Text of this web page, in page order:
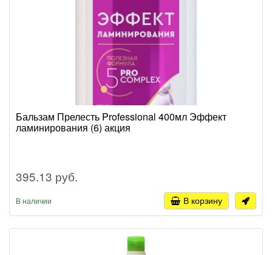
Бальзам Прелесть Professional 400мл Эффект
ламинирования (6) акция
395.13 руб.
В наличии В корзину